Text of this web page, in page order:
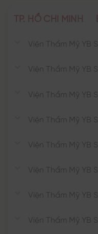
TP. HỒ CHÍ MINH
Viện Thẩm Mỹ YB
Viện Thẩm Mỹ YB
Viện Thẩm Mỹ YB
Viện Thẩm Mỹ YB
Viện Thẩm Mỹ YB
Viện Thẩm Mỹ YB
Viện Thẩm Mỹ YB
Viện Thẩm Mỹ YB